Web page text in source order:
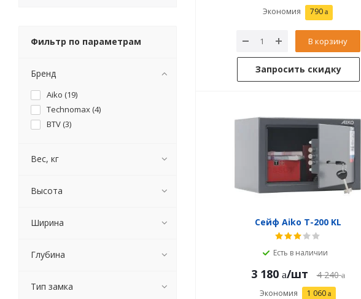
Экономия 790
В корзину
Запросить скидку
Сейф Aiko T-200 KL
Есть в наличии
3 180 /шт 4 240
Экономия 1 060
Фильтр по параметрам
Бренд
Aiko (19)
Technomax (4)
BTV (3)
Вес, кг
Высота
Ширина
Глубина
Тип замка